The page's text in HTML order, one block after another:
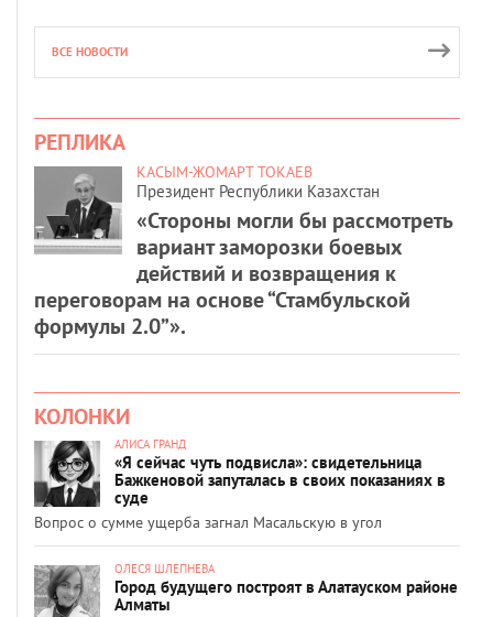
ВСЕ НОВОСТИ
РЕПЛИКА
КАСЫМ-ЖОМАРТ ТОКАЕВ
Президент Республики Казахстан
«Стороны могли бы рассмотреть
вариант заморозки боевых
действий и возвращения к
переговорам на основе “Стамбульской
формулы 2.0”».
КОЛОНКИ
АЛИСА ГРАНД
«Я сейчас чуть подвисла»: свидетельница
Бажкеновой запуталась в своих показаниях в
суде
Вопрос о сумме ущерба загнал Масальскую в угол
ОЛЕСЯ ШЛЕПНЕВА
Город будущего построят в Алатауском районе
Алматы